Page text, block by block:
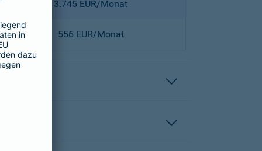
3.745 EUR/Monat
556 EUR/Monat